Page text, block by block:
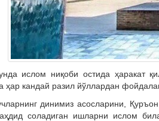
ислом ниқоби остида ҳаракат
ҳар кандай разил йўллардан
динимиз асосларини,
соладиган ишларни ислом